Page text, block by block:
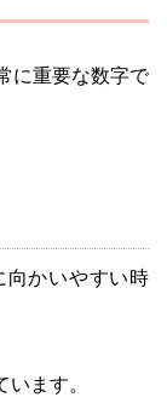
に重要な数字で
向かいやすい時
います。